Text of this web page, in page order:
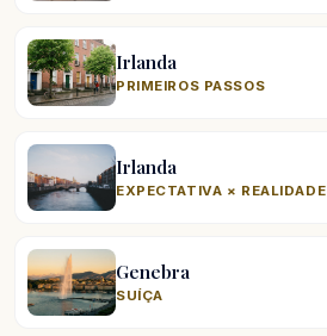
Irlanda
PRIMEIROS PASSOS
Irlanda
EXPECTATIVA × REALIDADE
Genebra
SUÍÇA